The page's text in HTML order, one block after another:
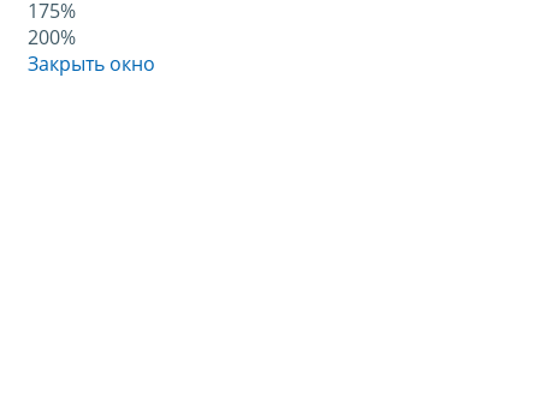
175%
200%
Закрыть окно